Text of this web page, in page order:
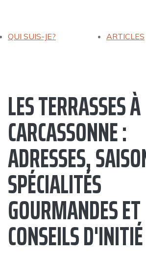
QUI SUIS-JE? ARTICLES
LES TERRASSES À
CARCASSONNE :
ADRESSES,
SPÉCIALITÉS
GOURMANDES ET
CONSEILS D'INITIÉ